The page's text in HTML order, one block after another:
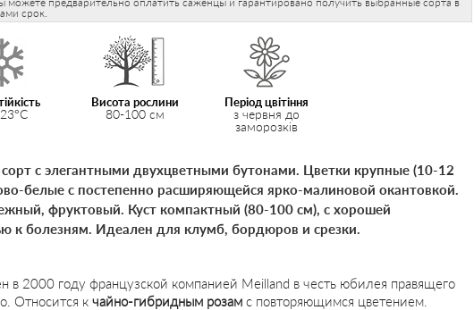
срок.
Висота рослини
80-100 см
Період цвітіння
з червня до
заморозків
с элегантными двухцветными бутонами. Цветки крупные (10-12
белые с постепенно расширяющейся ярко-малиновой окантовкой.
фруктовый. Куст компактный (80-100 см), с хорошей
к болезням. Идеален для клумб, бордюров и срезки.
в 2000 году французской компанией Meilland в честь юбилея правящего
Относится к чайно-гибридным розам с повторяющимся цветением.